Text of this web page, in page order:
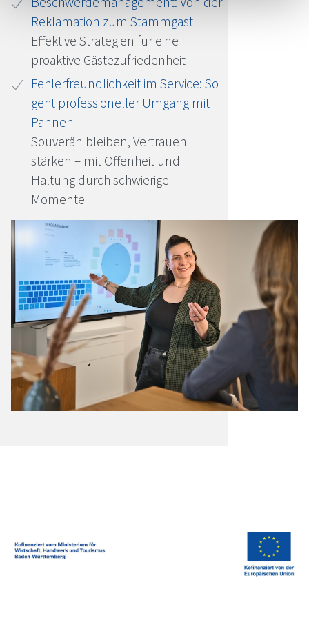
Reklamation zum Stammgast
Effektive Strategien für eine
proaktive Gästezufriedenheit
Fehlerfreundlichkeit im Service: So
geht professioneller Umgang mit
Pannen
Souverän bleiben, Vertrauen
stärken – mit Offenheit und
Haltung durch schwierige
Momente